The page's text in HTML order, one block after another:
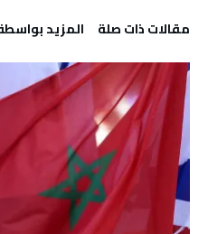
‫مقالات ذات صلة‬ ‫‫المزيد